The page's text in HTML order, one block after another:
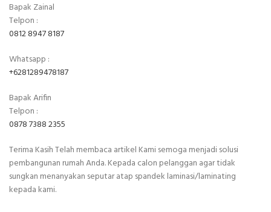
Bapak Zainal
Telpon :
0812 8947 8187
Whatsapp :
+6281289478187
Bapak Arifin
Telpon :
0878 7388 2355
Terima Kasih Telah membaca artikel Kami semoga menjadi solusi
pembangunan rumah Anda. Kepada calon pelanggan agar tidak
sungkan menanyakan seputar atap spandek laminasi/laminating
kepada kami.